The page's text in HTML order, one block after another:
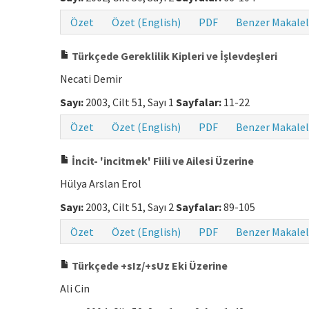
Özet
Özet (English) PDF Benzer
Türkçede Gereklilik Kipleri ve İşlevdeşleri
Necati Demir
Sayı: 2003, Cilt 51, Sayı 1 Sayfalar: 11-22
Özet
Özet (English) PDF Benzer
İncit- 'incitmek' Fiili ve Ailesi Üzerine
Hülya Arslan Erol
Sayı: 2003, Cilt 51, Sayı 2Sayfalar:89-105
Özet
Özet (English) PDF Benzer
Türkçede +sIz/+sUz Eki Üzerine
Ali Cin